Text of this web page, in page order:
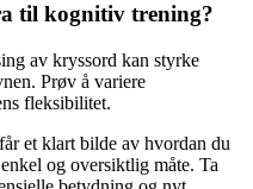
til kognitiv trening?
av kryssord kan styrke
Prøv å variere
fleksibilitet.
et klart bilde av hvordan du
og oversiktlig måte. Ta